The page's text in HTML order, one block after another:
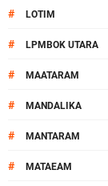
# LOTIM
# LPMBOK UTARA
# MAATARAM
# MANDALIKA
# MANTARAM
# MATAEAM